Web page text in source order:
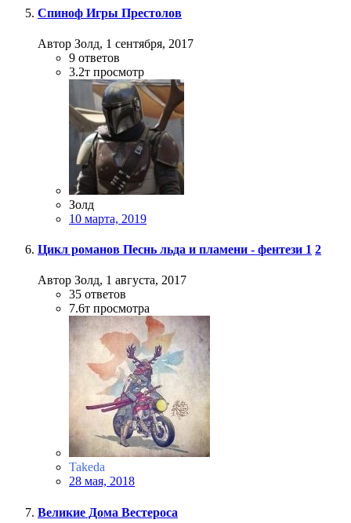
Спиноф Игры Престолов
Автор Золд, 1 сентября, 2017
9 ответов
3.2т просмотр
Золд
10 марта, 2019
Цикл романов Песнь льда и пламени - фентези 1 2
Автор Золд, 1 августа, 2017
35 ответов
7.6т просмотра
Takeda
28 мая, 2018
Великие Дома Вестероса